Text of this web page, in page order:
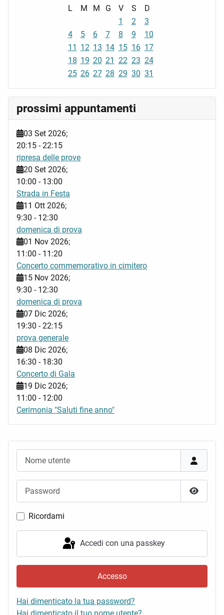
Mostra
Ricordami
Accedi con una passkey
Accesso
Hai dimenticato la tua password?
L M M G V S
D
1
2
3
4
5 6 7 8 9
10
11 12 13 14 15 16 17
18 19 20 21 22 23 24
25 26 27 28 29 30 31
prossimi appuntamenti
03 Set 2026;
20:15 -22:15
ripresa delle prove
20 Set 2026;
10:00 - 13:00
Strada in Festa
11 Ott 2026;
9:30 - 12:30
domenica di prova
01 Nov 2026;
11:00 - 11:20
Concerto commemorativo in cimitero
15 Nov 2026;
9:30 - 12:30
domenica di prova
07 Dic 2026;
19:30 -22:15
prova generale
08 Dic 2026;
16:30 - 18:30
Concerto di Gala
19 Dic 2026;
11:00 - 12:00
Cerimonia "Saluti fine anno"